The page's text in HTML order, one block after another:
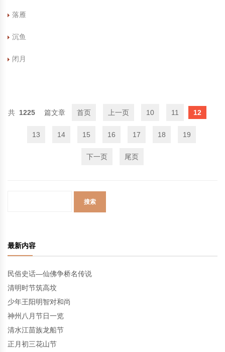
落雁
沉鱼
闭月
1225 首页 上一页 10 11 12
13 14 15 16 17 18 19
下一页 尾页
最新内容
民俗史话—仙佛争桥名传说
清明时节筑高坟
少年王阳明智对和尚
神州八月节日一览
清水江苗族龙船节
正月初三花山节